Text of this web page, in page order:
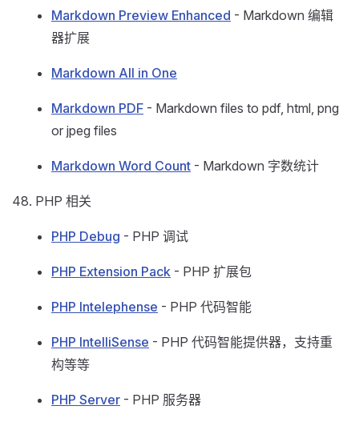
Markdown Preview Enhanced - Markdown 编辑
器扩展
Markdown All in One
Markdown PDF - Markdown files to pdf, html, png
or jpeg files
Markdown Word Count - Markdown 字数统计
PHP 相关
PHP Debug - PHP 调试
PHP Extension Pack - PHP 扩展包
PHP Intelephense - PHP 代码智能
PHP IntelliSense - PHP 代码智能提供器，支持重
构等等
PHP Server - PHP 服务器